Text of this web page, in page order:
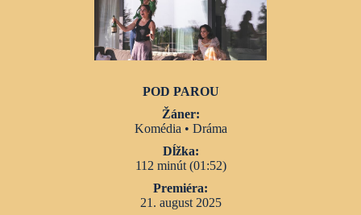
POD PAROU
Žáner:
Komédia • Dráma
Dĺžka:
112 minút (01:52)
Premiéra:
21. august 2025